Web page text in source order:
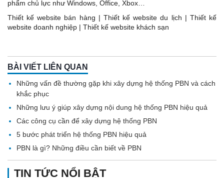
phẩm chủ lực như Windows, Office, Xbox…
Thiết kế website bán hàng | Thiết kế website du lịch | Thiết kế
website doanh nghiệp | Thiết kế website khách sạn
BÀI VIẾT LIÊN QUAN
Những vấn đề thường gặp khi xây dựng hệ thống PBN và cách
khắc phục
Những lưu ý giúp xây dựng nội dung hệ thống PBN hiệu quả
Các công cụ cần để xây dựng hệ thống PBN
5 bước phát triển hệ thống PBN hiệu quả
PBN là gì? Những điều cần biết về PBN
TIN TỨC NỔI BẬT